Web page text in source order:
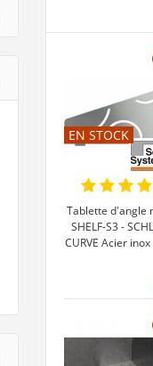
EN STOCK
Tablette d'angle
SHELF-S3 -
CURVE Acier